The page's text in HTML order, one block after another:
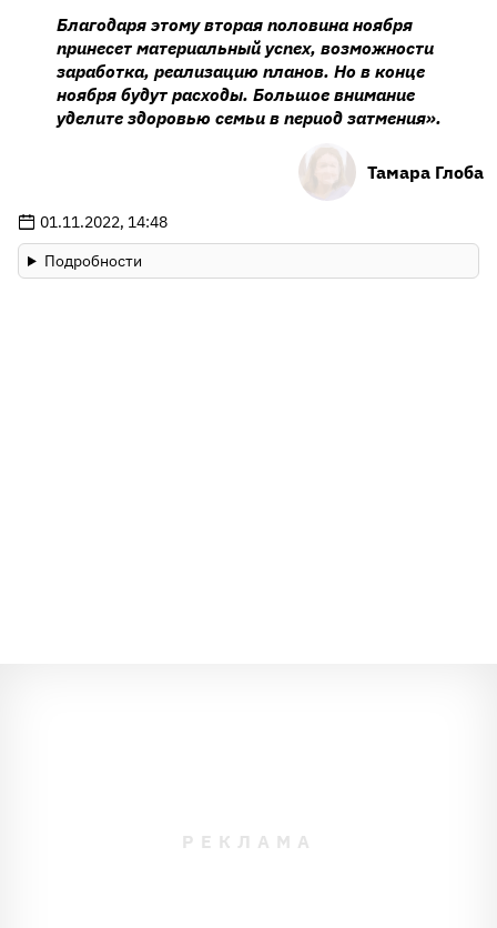
Благодаря этому вторая половина ноября
принесет материальный успех, возможности
заработка, реализацию планов. Но в конце
ноября будут расходы. Большое внимание
уделите здоровью семьи в период затмения».
Тамара Глоба
01.11.2022, 14:48
Подробности